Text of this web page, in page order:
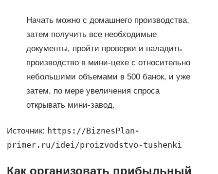
Начать можно с домашнего производства,
затем получить все необходимые
документы, пройти проверки и наладить
производство в мини-цехе с относительно
небольшими объемами в 500 банок, и уже
затем, по мере увеличения спроса
открывать мини-завод.
Источник: https://BiznesPlan-
primer.ru/idei/proizvodstvo-tushenki
Как организовать прибыльный